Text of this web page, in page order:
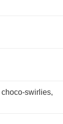
choco-swirlies,